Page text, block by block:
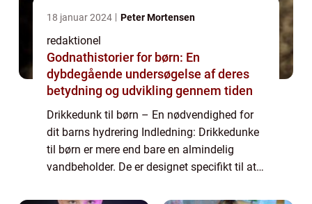
18 januar 2024 Peter Mortensen
redaktionel
Godnathistorier for børn: En
dybdegående undersøgelse af deres
betydning og udvikling gennem tiden
Drikkedunk til børn – En nødvendighed for
dit barns hydrering Indledning: Drikkedunke
til børn er mere end bare en almindelig
vandbeholder. De er designet specifikt til at